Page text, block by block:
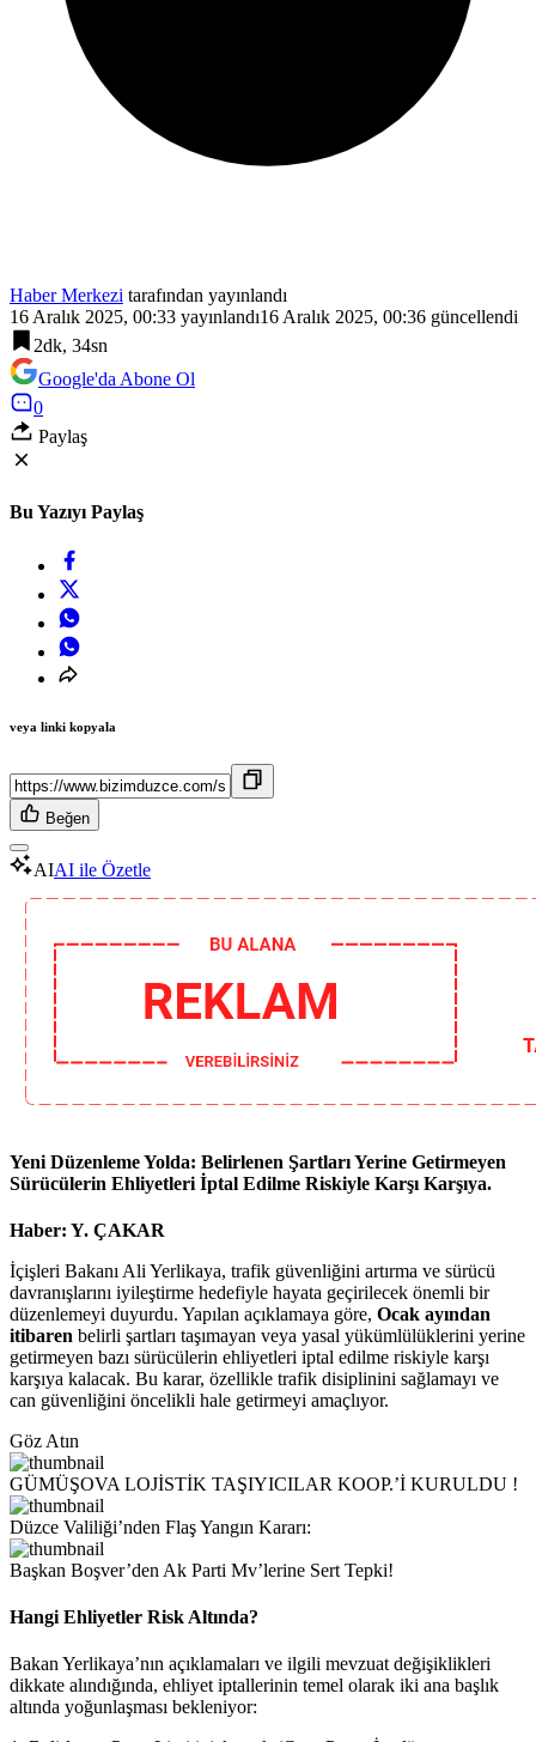
Haber Merkezi tarafından yayınlandı
16 Aralık 2025, 00:33 yayınlandı16 Aralık 2025, 00:36 güncellendi
2dk, 34sn
Google'da Abone Ol
0
Paylaş
Bu Yazıyı Paylaş
veya linki kopyala
Beğen
AIAI ile Özetle
Yeni Düzenleme Yolda: Belirlenen Şartları Yerine Getirmeyen
Sürücülerin Ehliyetleri İptal Edilme Riskiyle Karşı Karşıya.
Haber: Y. ÇAKAR
İçişleri Bakanı Ali Yerlikaya, trafik güvenliğini artırma ve sürücü
davranışlarını iyileştirme hedefiyle hayata geçirilecek önemli bir
düzenlemeyi duyurdu. Yapılan açıklamaya göre, Ocak ayından
itibaren belirli şartları taşımayan veya yasal yükümlülüklerini yerine
getirmeyen bazı sürücülerin ehliyetleri iptal edilme riskiyle karşı
karşıya kalacak. Bu karar, özellikle trafik disiplinini sağlamayı ve
can güvenliğini öncelikli hale getirmeyi amaçlıyor.
Göz Atın
GÜMÜŞOVA LOJİSTİK TAŞIYICILAR KOOP.’İ KURULDU !
Düzce Valiliği’nden Flaş Yangın Kararı:
Başkan Boşver’den Ak Parti Mv’lerine Sert Tepki!
Hangi Ehliyetler Risk Altında?
Bakan Yerlikaya’nın açıklamaları ve ilgili mevzuat değişiklikleri
dikkate alındığında, ehliyet iptallerinin temel olarak iki ana başlık
altında yoğunlaşması bekleniyor: